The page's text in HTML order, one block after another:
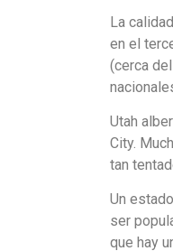
La
en el
(cerca
Utah
City.
tan
Un
ser
que hay